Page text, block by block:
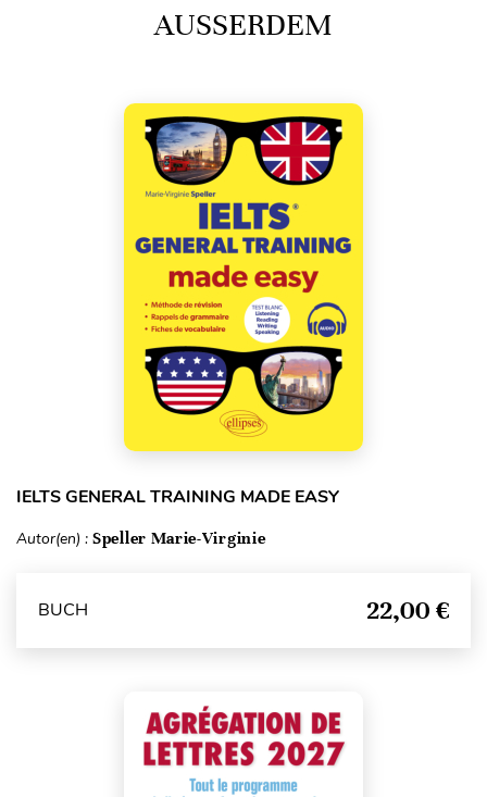
AUSSERDEM
IELTS GENERAL TRAINING MADE EASY
Autor(en) : Speller Marie-Virginie
BUCH 22,00 €